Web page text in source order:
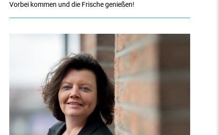
Vorbei kommen und die Frische genießen!